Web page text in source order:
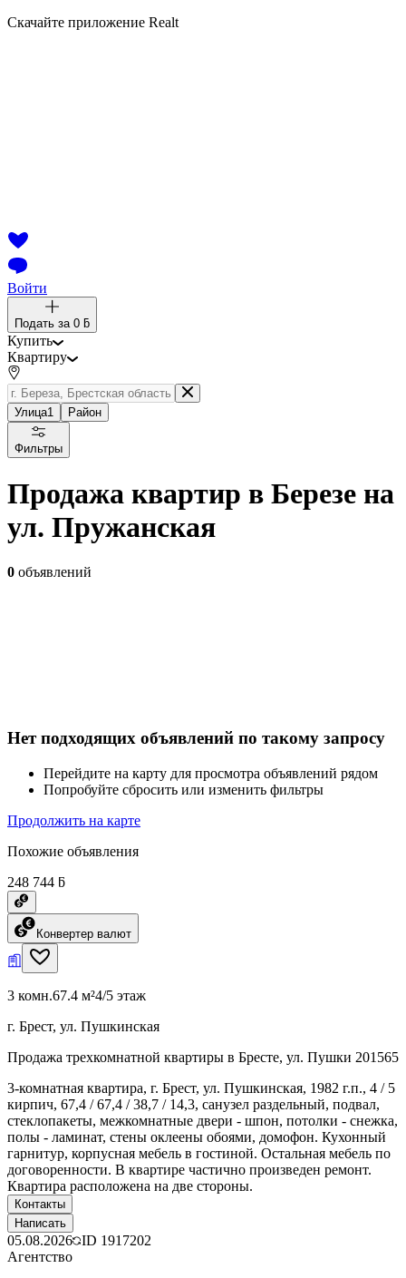
Скачайте приложение Realt
Войти
Подать за 0 ƃ
Купить
Квартиру
Улица1 Район
Фильтры
Продажа квартир в Березе на
ул. Пружанская
0 объявлений
Нет подходящих объявлений по такому запросу
Перейдите на карту для просмотра объявлений рядом
Попробуйте сбросить или изменить фильтры
Продолжить на карте
Похожие объявления
248 744 ƃ
Конвертер валют
3 комн.67.4 м²4/5 этаж
г. Брест, ул. Пушкинская
Продажа трехкомнатной квартиры в Бресте, ул. Пушки 201565
3-комнатная квартира, г. Брест, ул. Пушкинская, 1982 г.п., 4 / 5
кирпич, 67,4 / 67,4 / 38,7 / 14,3, санузел раздельный, подвал,
стеклопакеты, межкомнатные двери - шпон, потолки - снежка,
полы - ламинат, стены оклеены обоями, домофон. Кухонный
гарнитур, корпусная мебель в гостиной. Остальная мебель по
договоренности. В квартире частично произведен ремонт.
Квартира расположена на две стороны.
Контакты
Написать
05.08.2026 ID 1917202
Агентство